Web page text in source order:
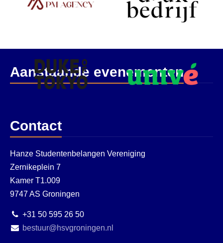
Aanstaande evenementen
Contact
Hanze Studentenbelangen Vereniging
Zernikeplein 7
Kamer T1.009
9747 AS Groningen
+31 50 595 26 50
bestuur@hsvgroningen.nl